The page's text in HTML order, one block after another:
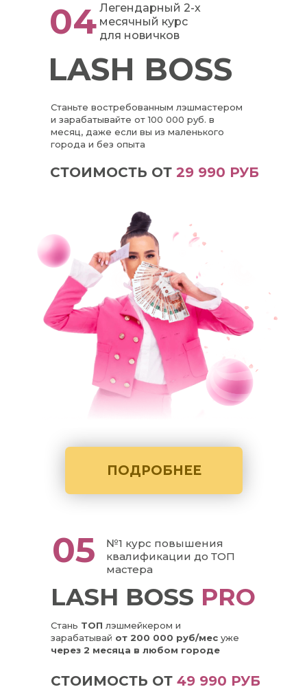
ПОДРОБНЕЕ
LASH BOSS
Легендарный 2-х
месячный курс
для новичков
СТОИМОСТЬ ОТ 29 990 РУБ
04
Станьте востребованным лэшмастером
и зарабатывайте от 100 000 руб. в
месяц, даже если вы из маленького
города и без опыта
LASH BOSS PRO
№1 курс повышения
квалификации до ТОП
мастера
СТОИМОСТЬ ОТ 49 990 РУБ
05
Стань ТОП лэшмейкером и
зарабатывай от 200 000 руб/мес уже
через 2 месяца в любом городе